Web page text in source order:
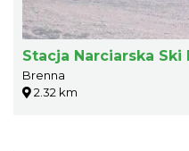
Stacja Narciarska
Brenna
2.32 km